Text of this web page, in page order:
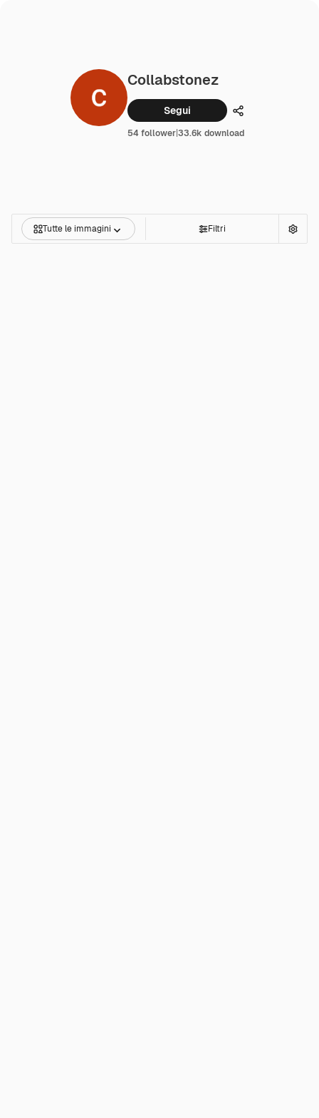
Collabstonez
Segui Condividi
54 follower|33.6k download
Tutte le immagini Filtri